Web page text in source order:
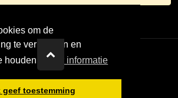
om de
te verbeteren en
houden.
Meer informatie
geef toestemming
en realisatie door